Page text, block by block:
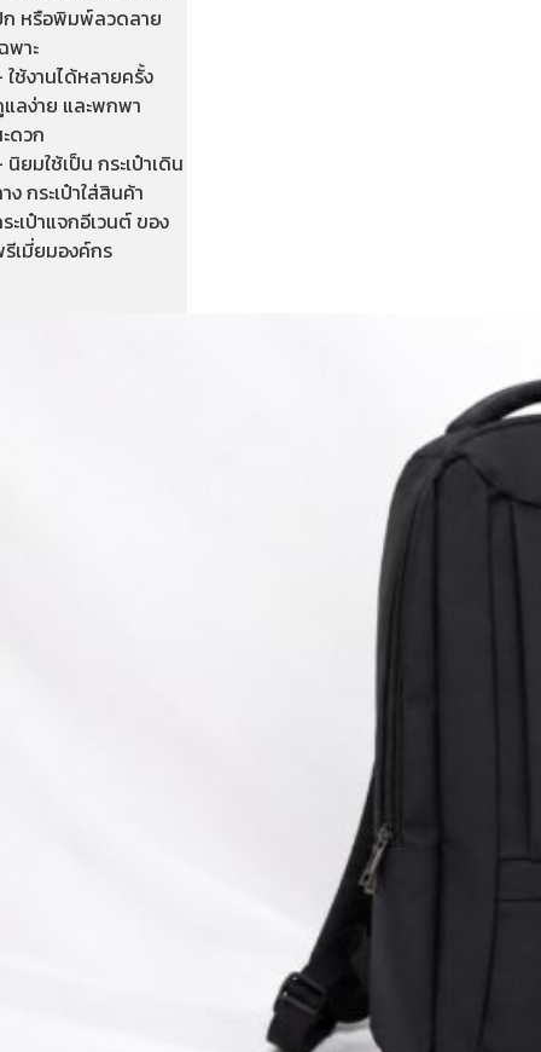
หรือพิมพ์ลวดลาย
พาะ
ใช้งานได้หลายครั้ง
ลง่าย และพกพา
ดวก
นิยมใช้เป็น กระเป๋าเดิน
ง กระเป๋าใส่สินค้า
ะเป๋าแจกอีเวนต์ ของ
เมี่ยมองค์กร